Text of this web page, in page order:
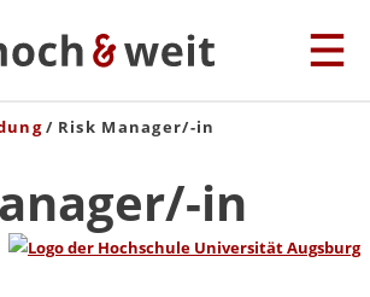
Risk Manager/-in
in